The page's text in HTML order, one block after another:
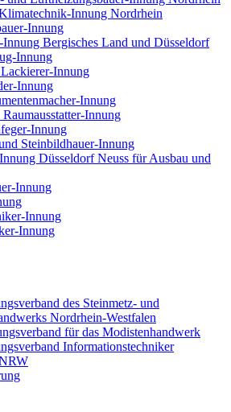
Innung Nordrhein
Innung
Bergisches Land und Düsseldorf
Innung
Innung
Innung
Innung
Innung
Innung
Steinbildhauer-Innung
Düsseldorf Neuss für Ausbau und
Innung
Innung
Innung
des Steinmetz- und
Nordrhein-Westfalen
für das Modistenhandwerk
Informationstechniker